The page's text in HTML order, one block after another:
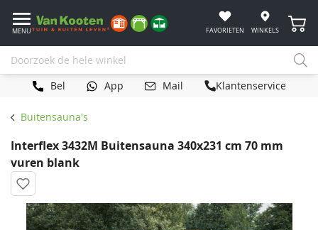
MENU FAVORIETEN WINKELS
Bel App Mail Klantenservice
Buitensauna's
Interflex 3432M Buitensauna 340x231 cm 70 mm
vuren blank